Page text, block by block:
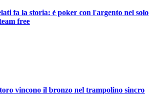
fa la storia: è poker con l'argento nel solo
free
vincono il bronzo nel trampolino sincro